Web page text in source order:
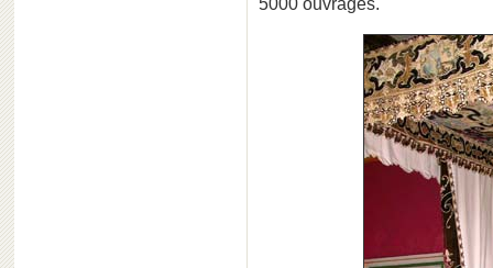
5000 ouvrages.